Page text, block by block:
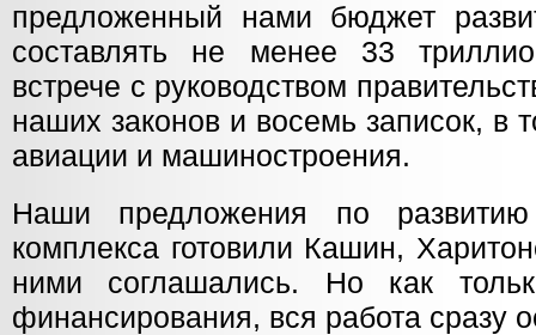
предложенный нами бюджет
составлять не менее 33
встрече с руководством
наших законов и восемь записок, в
авиации и машиностроения.
Наши предложения по развитию
комплекса готовили Кашин,
ними соглашались. Но как
финансирования, вся работа сразу